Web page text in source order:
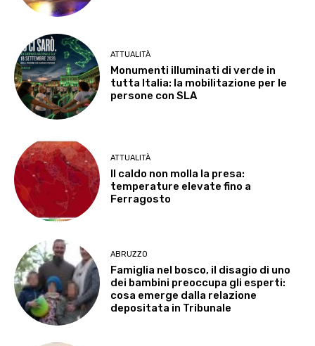
ATTUALITÀ
Monumenti illuminati di verde in
tutta Italia: la mobilitazione per le
persone con SLA
ATTUALITÀ
Il caldo non molla la presa:
temperature elevate fino a
Ferragosto
ABRUZZO
Famiglia nel bosco, il disagio di uno
dei bambini preoccupa gli esperti:
cosa emerge dalla relazione
depositata in Tribunale